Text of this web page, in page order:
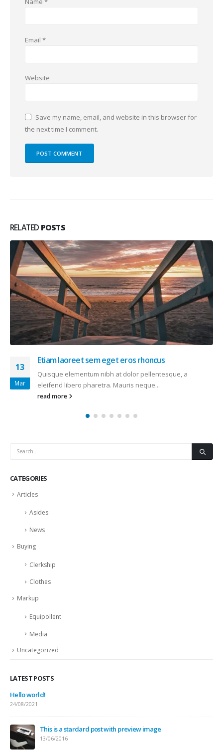
Email *
Website
Save my name, email, and website in this browser for
the next time I comment.
RELATED POSTS
13
Jan
Aliquam erat volutpat
Quisque elementum nibh at dolor pellentesque, a
eleifend libero pharetra. Mauris neque...
read more
CATEGORIES
Articles
Asides
News
Buying
Clerkship
Clothes
Markup
Equipollent
Media
Uncategorized
LATEST POSTS
This is a standard image gallery thumbs post
This is a standard embedded video post